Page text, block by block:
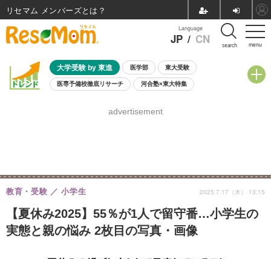
menu
Language
JP / CN search
大学受験 by 東進 医学部 東大受験
医専予備校徹底リサーチ 河合塾×東大特集
8月開催学校説明会・相談会
advertisement
【夏休み2025】55％が1人で留守番…小学生の
実態と親の悩み 2枚目の写真・画像
教育・受験 小学生 2025.7.17（木） 13:15
リセマム メンバーズ